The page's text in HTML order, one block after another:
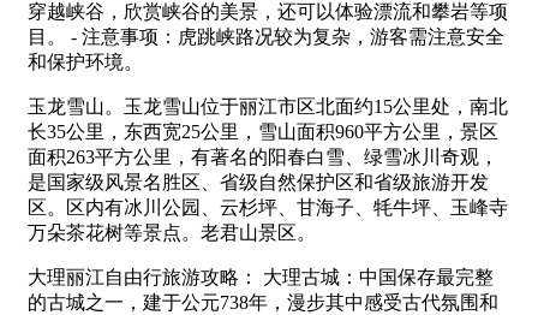
穿越峡谷，欣赏峡谷的美景，还可以体验漂流和攀岩等项
目。 - 注意事项：虎跳峡路况较为复杂，游客需注意安全
和保护环境。
玉龙雪山。玉龙雪山位于丽江市区北面约15公里处，南北
长35公里，东西宽25公里，雪山面积960平方公里，景区
面积263平方公里，有著名的阳春白雪、绿雪冰川奇观，
是国家级风景名胜区、省级自然保护区和省级旅游开发
区。区内有冰川公园、云杉坪、甘海子、牦牛坪、玉峰寺
万朵茶花树等景点。老君山景区。
大理丽江自由行旅游攻略： 大理古城：中国保存最完整
的古城之一，建于公元738年，漫步其中感受古代氛围和